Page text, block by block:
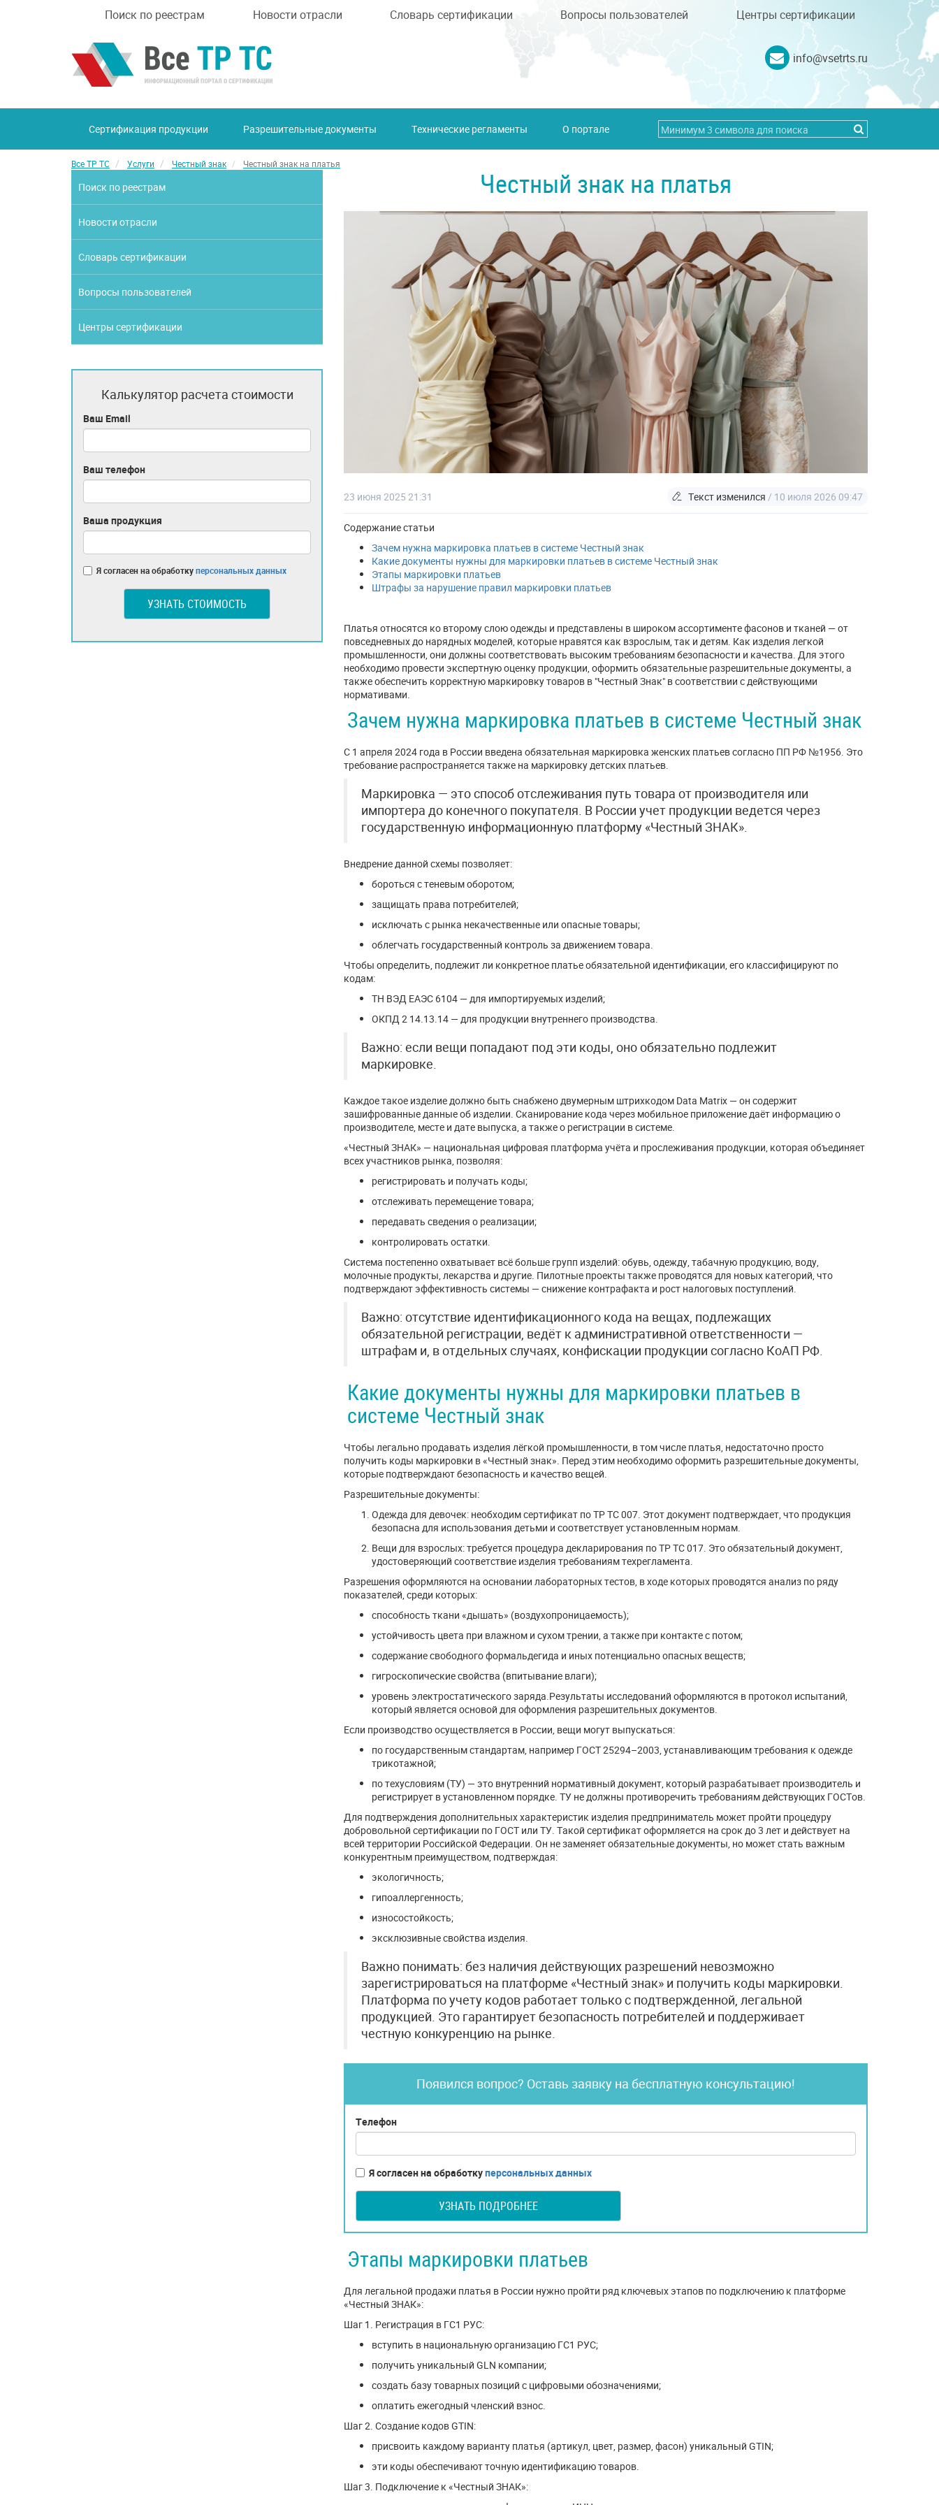
info@vsetrts.ru
Поиск по реестрам Новости отрасли Словарь сертификации Вопросы пользователей Центры сертификации
Сертификация продукции Разрешительные документы Технические регламенты О портале
Все ТР ТС Услуги Честный знак Честный знак на платья
Честный знак на платья
23 июня 2025 21:31 Текст изменился / 10 июля 2026 09:47
Содержание статьи
Зачем нужна маркировка платьев в системе Честный знак
Какие документы нужны для маркировки платьев в системе Честный знак
Этапы маркировки платьев
Штрафы за нарушение правил маркировки платьев
Платья относятся ко второму слою одежды и представлены в широком ассортименте фасонов и тканей — от
повседневных до нарядных моделей, которые нравятся как взрослым, так и детям. Как изделия легкой
промышленности, они должны соответствовать высоким требованиям безопасности и качества. Для этого
необходимо провести экспертную оценку продукции, оформить обязательные разрешительные документы, а
также обеспечить корректную маркировку товаров в "Честный Знак" в соответствии с действующими
нормативами.
Зачем нужна маркировка платьев в системе Честный знак
С 1 апреля 2024 года в России введена обязательная маркировка женских платьев согласно ПП РФ №1956. Это
требование распространяется также на маркировку детских платьев.
Маркировка — это способ отслеживания путь товара от производителя или
импортера до конечного покупателя. В России учет продукции ведется через
государственную информационную платформу «Честный ЗНАК».
Внедрение данной схемы позволяет:
бороться с теневым оборотом;
защищать права потребителей;
исключать с рынка некачественные или опасные товары;
облегчать государственный контроль за движением товара.
Чтобы определить, подлежит ли конкретное платье обязательной идентификации, его классифицируют по
кодам:
ТН ВЭД ЕАЭС 6104 — для импортируемых изделий;
ОКПД 2 14.13.14 — для продукции внутреннего производства.
Важно: если вещи попадают под эти коды, оно обязательно подлежит
маркировке.
Каждое такое изделие должно быть снабжено двумерным штрихкодом Data Matrix — он содержит
зашифрованные данные об изделии. Сканирование кода через мобильное приложение даёт информацию о
производителе, месте и дате выпуска, а также о регистрации в системе.
«Честный ЗНАК» — национальная цифровая платформа учёта и прослеживания продукции, которая объединяет
всех участников рынка, позволяя:
регистрировать и получать коды;
отслеживать перемещение товара;
передавать сведения о реализации;
контролировать остатки.
Система постепенно охватывает всё больше групп изделий: обувь, одежду, табачную продукцию, воду,
молочные продукты, лекарства и другие. Пилотные проекты также проводятся для новых категорий, что
подтверждают эффективность системы — снижение контрафакта и рост налоговых поступлений.
Важно: отсутствие идентификационного кода на вещах, подлежащих
обязательной регистрации, ведёт к административной ответственности —
штрафам и, в отдельных случаях, конфискации продукции согласно КоАП РФ.
Какие документы нужны для маркировки платьев в
системе Честный знак
Чтобы легально продавать изделия лёгкой промышленности, в том числе платья, недостаточно просто
получить коды маркировки в «Честный знак». Перед этим необходимо оформить разрешительные документы,
которые подтверждают безопасность и качество вещей.
Разрешительные документы:
Одежда для девочек: необходим сертификат по ТР ТС 007. Этот документ подтверждает, что продукция
безопасна для использования детьми и соответствует установленным нормам.
Вещи для взрослых: требуется процедура декларирования по ТР ТС 017. Это обязательный документ,
удостоверяющий соответствие изделия требованиям техрегламента.
Разрешения оформляются на основании лабораторных тестов, в ходе которых проводятся анализ по ряду
показателей, среди которых:
способность ткани «дышать» (воздухопроницаемость);
устойчивость цвета при влажном и сухом трении, а также при контакте с потом;
содержание свободного формальдегида и иных потенциально опасных веществ;
гигроскопические свойства (впитывание влаги);
уровень электростатического заряда.Результаты исследований оформляются в протокол испытаний,
который является основой для оформления разрешительных документов.
Если производство осуществляется в России, вещи могут выпускаться:
по государственным стандартам, например ГОСТ 25294–2003, устанавливающим требования к одежде
трикотажной;
по техусловиям (ТУ) — это внутренний нормативный документ, который разрабатывает производитель и
регистрирует в установленном порядке. ТУ не должны противоречить требованиям действующих ГОСТов.
Для подтверждения дополнительных характеристик изделия предприниматель может пройти процедуру
добровольной сертификации по ГОСТ или ТУ. Такой сертификат оформляется на срок до 3 лет и действует на
всей территории Российской Федерации. Он не заменяет обязательные документы, но может стать важным
конкурентным преимуществом, подтверждая:
экологичность;
гипоаллергенность;
износостойкость;
эксклюзивные свойства изделия.
Важно понимать: без наличия действующих разрешений невозможно
зарегистрироваться на платформе «Честный знак» и получить коды маркировки.
Платформа по учету кодов работает только с подтвержденной, легальной
продукцией. Это гарантирует безопасность потребителей и поддерживает
честную конкуренцию на рынке.
Появился вопрос? Оставь заявку на бесплатную консультацию!
Телефон
Я согласен на обработкуперсональных данных
УЗНАТЬ ПОДРОБНЕЕ
Этапы маркировки платьев
Для легальной продажи платья в России нужно пройти ряд ключевых этапов по подключению к платформе
«Честный ЗНАК»:
Шаг 1. Регистрация в ГС1 РУС:
вступить в национальную организацию ГС1 РУС;
получить уникальный GLN компании;
создать базу товарных позиций с цифровыми обозначениями;
оплатить ежегодный членский взнос.
Шаг 2. Создание кодов GTIN:
присвоить каждому варианту платья (артикул, цвет, размер, фасон) уникальный GTIN;
эти коды обеспечивают точную идентификацию товаров.
Шаг 3. Подключение к «Честный ЗНАК»:
Поиск по реестрам
Новости отрасли
Словарь сертификации
Вопросы пользователей
Центры сертификации
Калькулятор расчета стоимости
Ваш Email
Ваш телефон
Ваша продукция
Я согласен на обработкуперсональных данных
УЗНАТЬ СТОИМОСТЬ